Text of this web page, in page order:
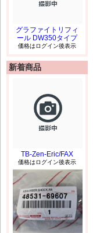
グラファイトリフィ
ール DW350タイプ
価格はログイン後表示
新着商品
TB-Zen-Eric/FAX
価格はログイン後表示